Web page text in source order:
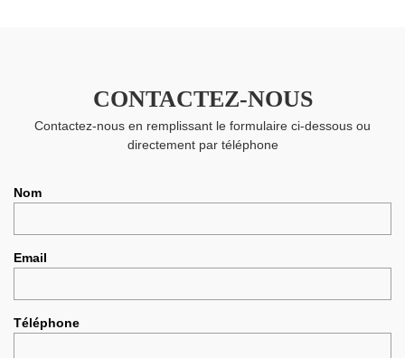
CONTACTEZ-NOUS
Contactez-nous en remplissant le formulaire ci-dessous ou
directement par téléphone
Nom
Email
Téléphone